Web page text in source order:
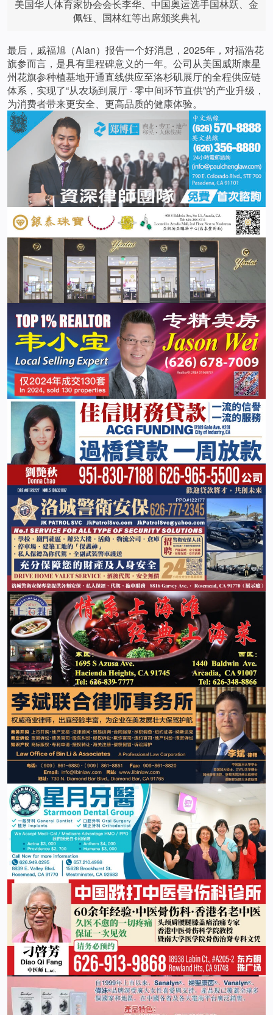
美国华人体育家协会会长李华、中国奥运选手国林跃、金
佩钰、国林红等出席颁奖典礼
最后，戚福旭（Alan）报告一个好消息，2025年，对福浩花
旗参而言，是具有里程碑意义的一年。公司从美国威斯康星
州花旗参种植基地开通直线供应至洛杉矶展厅的全程供应链
体系，实现了“从农场到展厅 · 零中间环节直供”的产业升级，
为消费者带来更安全、更高品质的健康体验。